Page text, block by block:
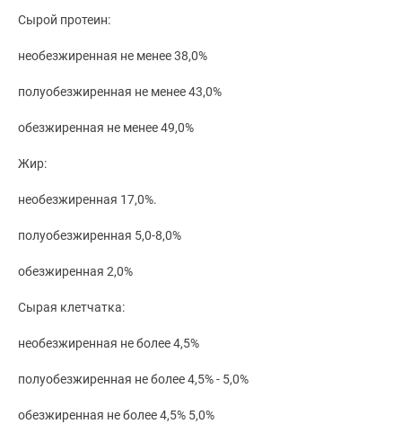
Сырой протеин:
необезжиренная не менее 38,0%
полуобезжиренная не менее 43,0%
обезжиренная не менее 49,0%
Жир:
необезжиренная 17,0%.
полуобезжиренная 5,0-8,0%
обезжиренная 2,0%
Сырая клетчатка:
необезжиренная не более 4,5%
полуобезжиренная не более 4,5% - 5,0%
обезжиренная не более 4,5% 5,0%